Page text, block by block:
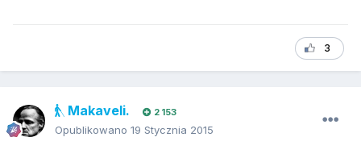
3
Makaveli. 2 153
Opublikowano 19 Stycznia 2015